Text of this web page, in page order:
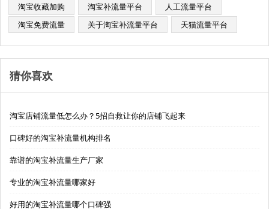
淘宝收藏加购
淘宝补流量平台
人工流量平台
淘宝免费流量
关于淘宝补流量平台 天猫流量平台
猜你喜欢
淘宝店铺流量低怎么办？5招自救让你的店铺飞起来
口碑好的淘宝补流量机构排名
靠谱的淘宝补流量生产厂家
专业的淘宝补流量哪家好
好用的淘宝补流量哪个口碑强